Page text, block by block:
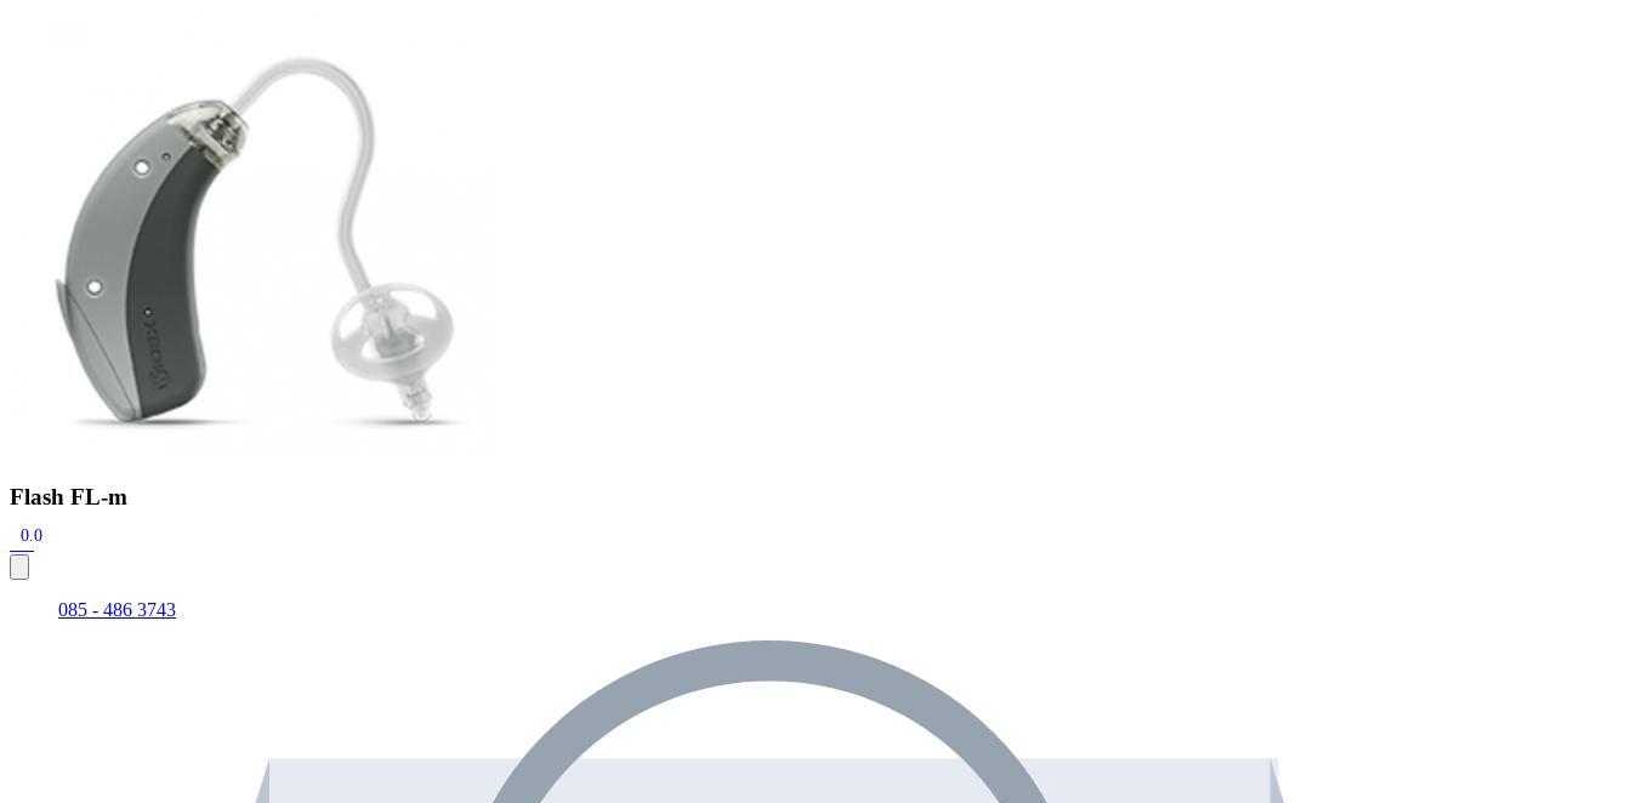
Signia hoortoestellenSignia Pure BCT IX Signia Silk IX
Hoortoestelbatterijen
Widex filters
Signia Active Mini IX - Oplaadbaar
De Signia Active Mini IX is het nieuwste hoortoestel van Signia.
Flash FL-m
0.0
085 - 486 3743